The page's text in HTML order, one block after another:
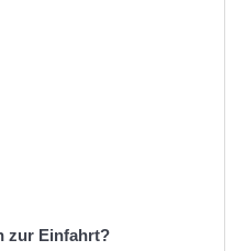
zur Einfahrt?